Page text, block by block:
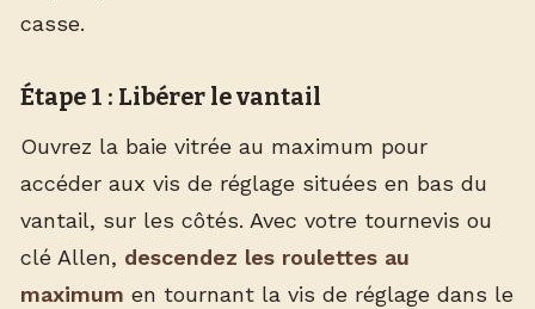
casse.
Étape 1 : Libérer le vantail
Ouvrez la baie vitrée au maximum pour
accéder aux vis de réglage situées en bas du
vantail, sur les côtés. Avec votre tournevis ou
clé Allen, descendez les roulettes au
maximum en tournant la vis de réglage dans le